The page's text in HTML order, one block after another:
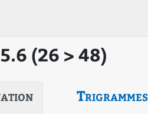
(26 > 48)
Trigrammes